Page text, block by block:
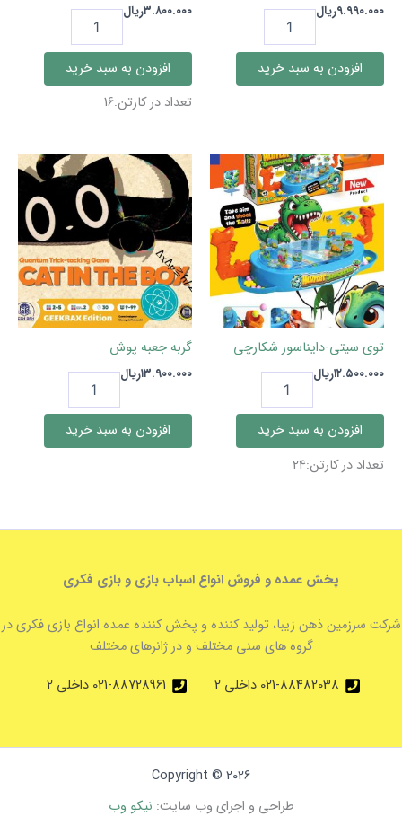
۹.۹۹۰.۰۰۰ریال فوتبال
کارتی
جام
جهانی
2026
افزودن به سبد خرید
۳.۸۰۰.۰۰۰ریال ماموریت
عدد
افزودن به سبد خرید
تعداد در کارتن:16
توی سیتی-دایناسور شکارچی
۱۲.۵۰۰.۰۰۰ریال
سیتی-
دایناسور
شکارچی
عدد
افزودن به سبد خرید
تعداد در کارتن:24
گربه جعبه پوش
۱۳.۹۰۰.۰۰۰ریال
پوش
عدد
افزودن به سبد خرید
پخش عمده و فروش انواع اسباب بازی و بازی فکری
شرکت سرزمین ذهن زیبا، تولید کننده و پخش کننده عمده انواع بازی فکری در
گروه های سنی مختلف و در ژانرهای مختلف
021-88482038 داخلی 2
021-88728961 داخلی 2
Copyright © 2026
طراحی و اجرای وب سایت: نیکو وب